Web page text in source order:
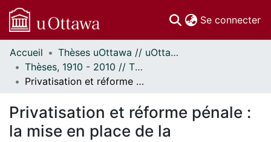
Se connecter
Communautés
et collections
Parcourir
À propos
Accueil
Thèses uOttawa // uOttawa Theses
Thèses, 1910 - 2010 // Theses, 1910 - 2010
Privatisation et réforme pénale : la mise en place de la privatisation au sein du Service correctionnel du Canada de 1970 à nos jours.
Privatisation et réforme pénale :
la mise en place de la